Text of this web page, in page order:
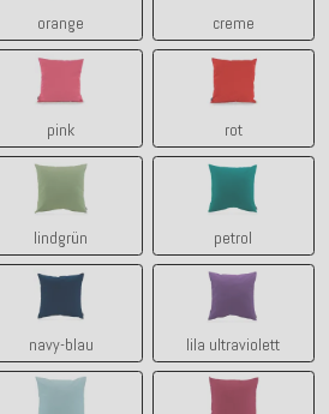
orange creme
pink
pink
rot
rot
lindgrün
lindgrün
petrol
petrol
navy-blau
navy-blau
lila ultraviolett
lila ultraviolett
manzana - aqua himbeer